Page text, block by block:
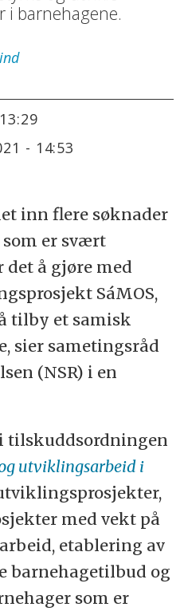
i barnehagene.
- 14:53
inn flere søknader
er svært
å gjøre med
SáMOS,
tilby et samisk
sier sametingsråd
(NSR) i en
tilskuddsordningen
utviklingsarbeid i
med vekt på
etablering av
barnehagetilbud og
som er